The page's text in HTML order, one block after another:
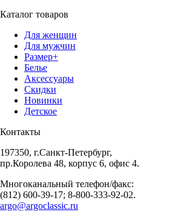
Каталог товаров
Для женщин
Для мужчин
Размер+
Белье
Аксессуары
Скидки
Новинки
Детское
Контакты
197350, г.Санкт-Петербург,
пр.Королева 48, корпус 6, офис 4.
Многоканальный телефон/факс:
(812) 600-39-17; 8-800-333-92-02.
argo@argoclassic.ru